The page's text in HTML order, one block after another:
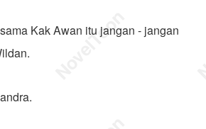
Kak Awan itu jangan - jangan